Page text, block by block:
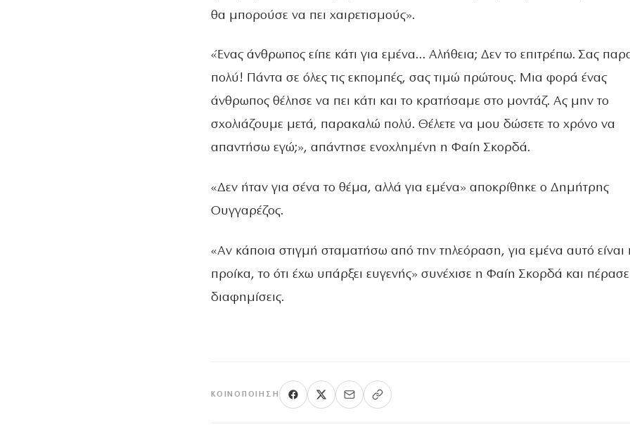
θα μπορούσε να πει χαιρετισμούς».
«Ένας άνθρωπος είπε κάτι για εμένα… Αλήθεια; Δεν το επιτρέπω. Σας
πολύ! Πάντα σε όλες τις εκπομπές, σας τιμώ πρώτους. Μια φορά ένας
άνθρωπος θέλησε να πει κάτι και το κρατήσαμε στο μοντάζ. Ας μην το
σχολιάζουμε μετά, παρακαλώ πολύ. Θέλετε να μου δώσετε το χρόνο να
απαντήσω εγώ;», απάντησε ενοχλημένη η Φαίη Σκορδά.
«Δεν ήταν για σένα το θέμα, αλλά για εμένα» αποκρίθηκε ο Δημήτρης
Ουγγαρέζος.
«Αν κάποια στιγμή σταματήσω από την τηλεόραση, για εμένα αυτό είναι
προίκα, το ότι έχω υπάρξει ευγενής» συνέχισε η Φαίη Σκορδά και
διαφημίσεις.
ΚΟΙΝΟΠΟΊΗΣΗ